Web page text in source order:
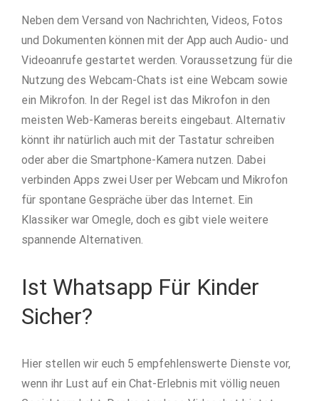
Neben dem Versand von Nachrichten, Videos, Fotos
und Dokumenten können mit der App auch Audio- und
Videoanrufe gestartet werden. Voraussetzung für die
Nutzung des Webcam-Chats ist eine Webcam sowie
ein Mikrofon. In der Regel ist das Mikrofon in den
meisten Web-Kameras bereits eingebaut. Alternativ
könnt ihr natürlich auch mit der Tastatur schreiben
oder aber die Smartphone-Kamera nutzen. Dabei
verbinden Apps zwei User per Webcam und Mikrofon
für spontane Gespräche über das Internet. Ein
Klassiker war Omegle, doch es gibt viele weitere
spannende Alternativen.
Ist Whatsapp Für Kinder
Sicher?
Hier stellen wir euch 5 empfehlenswerte Dienste vor,
wenn ihr Lust auf ein Chat-Erlebnis mit völlig neuen